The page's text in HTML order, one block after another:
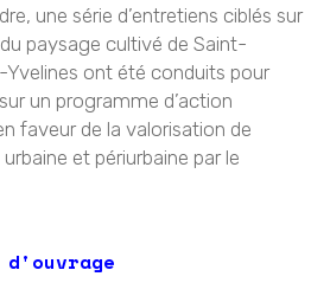
une série d’entretiens ciblés sur
paysage cultivé de Saint-
Yvelines ont été conduits pour
un programme d’action
faveur de la valorisation de
urbaine et périurbaine par le